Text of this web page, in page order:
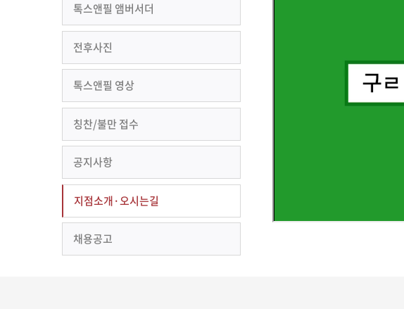
톡스앤필 앰버서더
전후사진
톡스앤필 영상
칭찬/불만 접수
공지사항
지점소개·오시는길
채용공고